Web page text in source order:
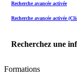
Recherche avancée activée
Recherche avancée activée
Recherchez une
Formations